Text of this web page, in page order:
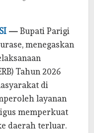
— Bupati Parigi
menegaskan
Tahun 2026
di
layanan
memperkuat
daerah terluar.